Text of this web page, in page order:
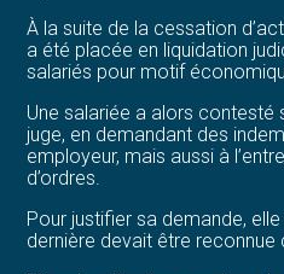
À la suite de la cessation
a été placée en liquidation
salariés pour motif
Une salariée a alors contesté
juge, en demandant des
employeur, mais aussi à
d’ordres.
Pour justifier sa demande,
dernière devait être